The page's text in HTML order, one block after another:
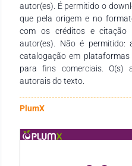
autor(es). É permitido o
que pela origem e no
com os créditos e citação
autor(es). Não é permitido:
catalogação em
para fins comerciais. O(s)
autorais do texto.
PlumX